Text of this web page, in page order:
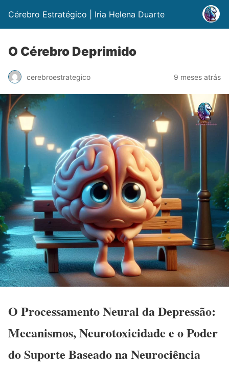
Cérebro Estratégico | Iria Helena Duarte
O Cérebro Deprimido
cerebroestrategico 9 meses atrás
O Processamento Neural da Depressão:
Mecanismos, Neurotoxicidade e o Poder
do Suporte Baseado na Neurociência